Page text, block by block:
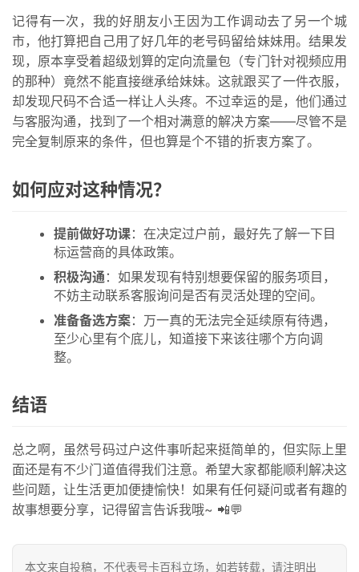
页
号
卡
百
科
诈
知
卡
荐
号
码
证
投稿
记得有一次，我的好朋友小王因为工作调动去了另一个城
市，他打算把自己用了好几年的老号码留给妹妹用。结果发
现，原本享受着超级划算的定向流量包（专门针对视频应用
的那种）竟然不能直接继承给妹妹。这就跟买了一件衣服，
却发现尺码不合适一样让人头疼。不过幸运的是，他们通过
与客服沟通，找到了一个相对满意的解决方案——尽管不是
完全复制原来的条件，但也算是个不错的折衷方案了。
如何应对这种情况？
提前做好功课：在决定过户前，最好先了解一下目
标运营商的具体政策。
积极沟通：如果发现有特别想要保留的服务项目，
不妨主动联系客服询问是否有灵活处理的空间。
准备备选方案：万一真的无法完全延续原有待遇，
至少心里有个底儿，知道接下来该往哪个方向调
整。
结语
总之啊，虽然号码过户这件事听起来挺简单的，但实际上里
面还是有不少门道值得我们注意。希望大家都能顺利解决这
些问题，让生活更加便捷愉快！如果有任何疑问或者有趣的
故事想要分享，记得留言告诉我哦~ 📲💬
本文来自投稿，不代表号卡百科立场，如若转载，请注明出